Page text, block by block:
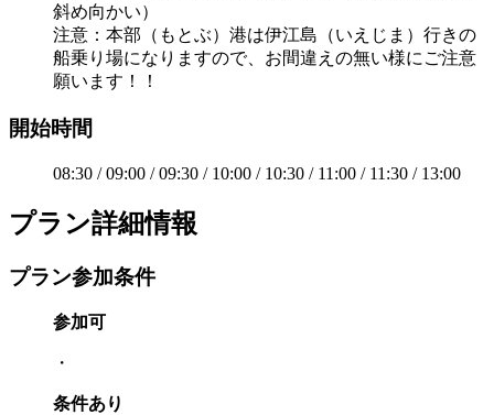
斜め向かい）
注意：本部（もとぶ）港は伊江島（いえじま）行きの
船乗り場になりますので、お間違えの無い様にご注意
願います！！
開始時間
08:30 / 09:00 / 09:30 / 10:00 / 10:30 / 11:00 / 11:30 / 13:00
プラン詳細情報
プラン参加条件
参加可
・
条件あり